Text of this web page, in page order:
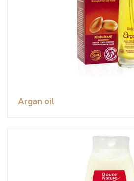
Argan oil